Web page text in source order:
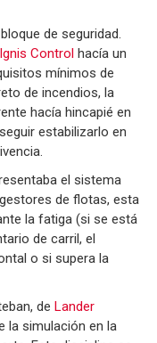
de seguridad.
Ignis Control hacía un
mínimos de
de incendios, la
hacía hincapié en
estabilizarlo en
el sistema
de flotas, esta
la fatiga (si se está
de carril, el
o si supera la
de Lander
la simulación en la